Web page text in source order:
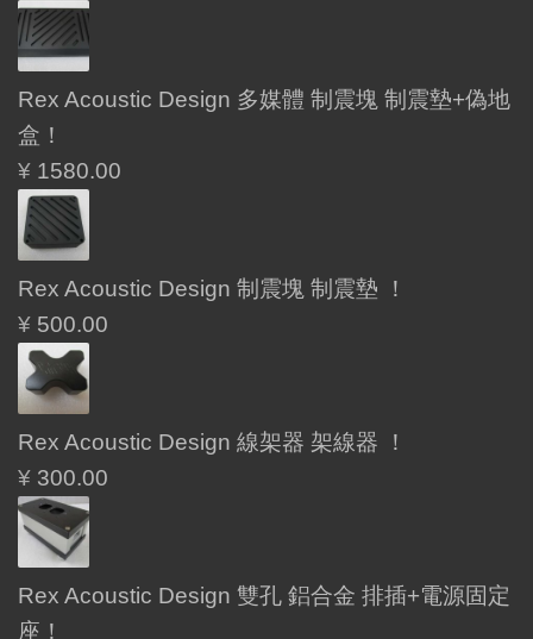
Rex Acoustic Design 多媒體 制震塊 制震墊+偽地
盒！
¥ 1580.00
Rex Acoustic Design 制震塊 制震墊 ！
¥ 500.00
Rex Acoustic Design 線架器 架線器 ！
¥ 300.00
Rex Acoustic Design 雙孔 鋁合金 排插+電源固定
座！